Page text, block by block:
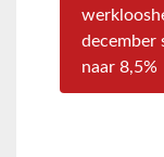
december
naar 8,5%